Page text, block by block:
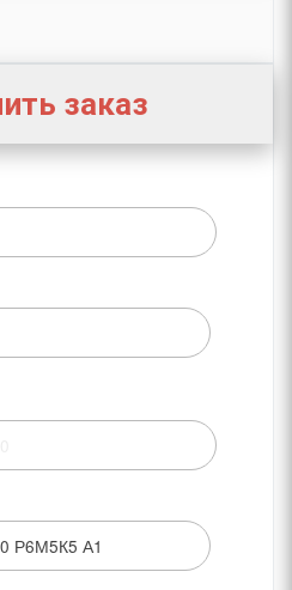
заказ